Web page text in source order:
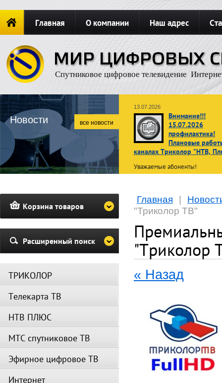
Главная О компании Наш адрес
Новости Карта сайта
Спутниковое цифровое телевидение
Новости все новости
13.07.2026
Внимание!!!
15.07.2026
профилактика!
Плановые
каналах Триколор "НТВ,
Уважаемые абоненты!
2026 г. с 02:00 до 10:00 по
московскому времени
телеканалов операторов
и Триколор может быть
Убедительная просьба в
период не производить поиск
каналов и не перезагружать
Вещание телеканалов и
профилактических работ.
Главная |
"Триколор ТВ"
"Триколор
« Назад
Корзина товаров
Расширенный поиск
ТРИКОЛОР
Телекарта ТВ
НТВ ПЛЮС
МТС спутниковое ТВ
Эфирное цифровое ТВ
Интернет